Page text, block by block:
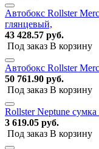
Автобокс Rollster
глянцевый,
43 428.57 руб.
Под заказ В корзину
Автобокс Rollster
50 761.90 руб.
Под заказ В корзину
Rollster Neptune сумка
3 619.05 руб.
Под заказ В корзину